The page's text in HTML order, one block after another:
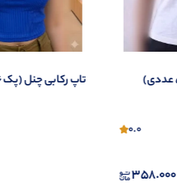
0.0
358.000
تاپ رکابی چنل (پک 6 عددی)